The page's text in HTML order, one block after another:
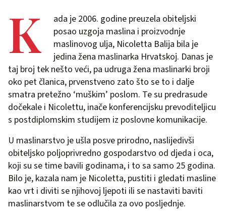
K
ada je 2006. godine preuzela obiteljski
posao uzgoja maslina i proizvodnje
maslinovog ulja, Nicoletta Balija bila je
jedina žena maslinarka Hrvatskoj. Danas je
taj broj tek nešto veći, pa udruga žena maslinarki broji
oko pet članica, prvenstveno zato što se to i dalje
smatra pretežno ‘muškim’ poslom. Te su predrasude
dočekale i Nicolettu, inače konferencijsku prevoditeljicu
s postdiplomskim studijem iz poslovne komunikacije.
U maslinarstvo je ušla posve prirodno, naslijedivši
obiteljsko poljoprivredno gospodarstvo od djeda i oca,
koji su se time bavili godinama, i to sa samo 25 godina.
Bilo je, kazala nam je Nicoletta, pustiti i gledati masline
kao vrt i diviti se njihovoj ljepoti ili se nastaviti baviti
maslinarstvom te se odlučila za ovo posljednje.